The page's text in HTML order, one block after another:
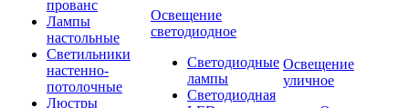
прованс
Лампы
настольные
Светильники
настенно-
потолочные
Люстры
Освещение
светодиодное
Светодиодные
лампы
Светодиодная
Освещение
уличное